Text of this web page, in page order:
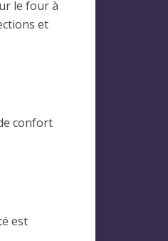
le four à
et
confort
est